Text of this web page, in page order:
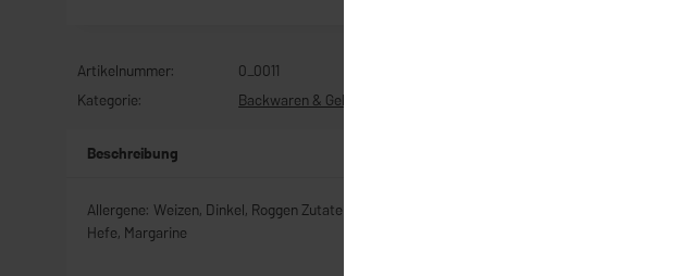
Artikelnummer:
0_0011
Kategorie:
Backwaren & Gebäck
Beschreibung
Allergene: Weizen, Dinkel, Roggen Zutaten: Weizenmehl, Trinkwasser, Salz, Malz,
Hefe, Margarine